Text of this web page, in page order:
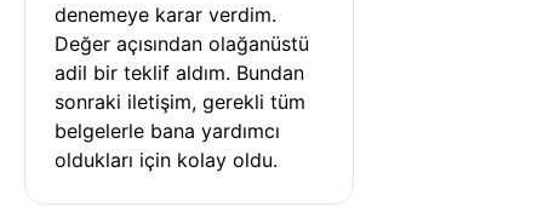
denemeye karar verdim.
Değer açısından olağanüstü
adil bir teklif aldım. Bundan
sonraki iletişim, gerekli tüm
belgelerle bana yardımcı
oldukları için kolay oldu.